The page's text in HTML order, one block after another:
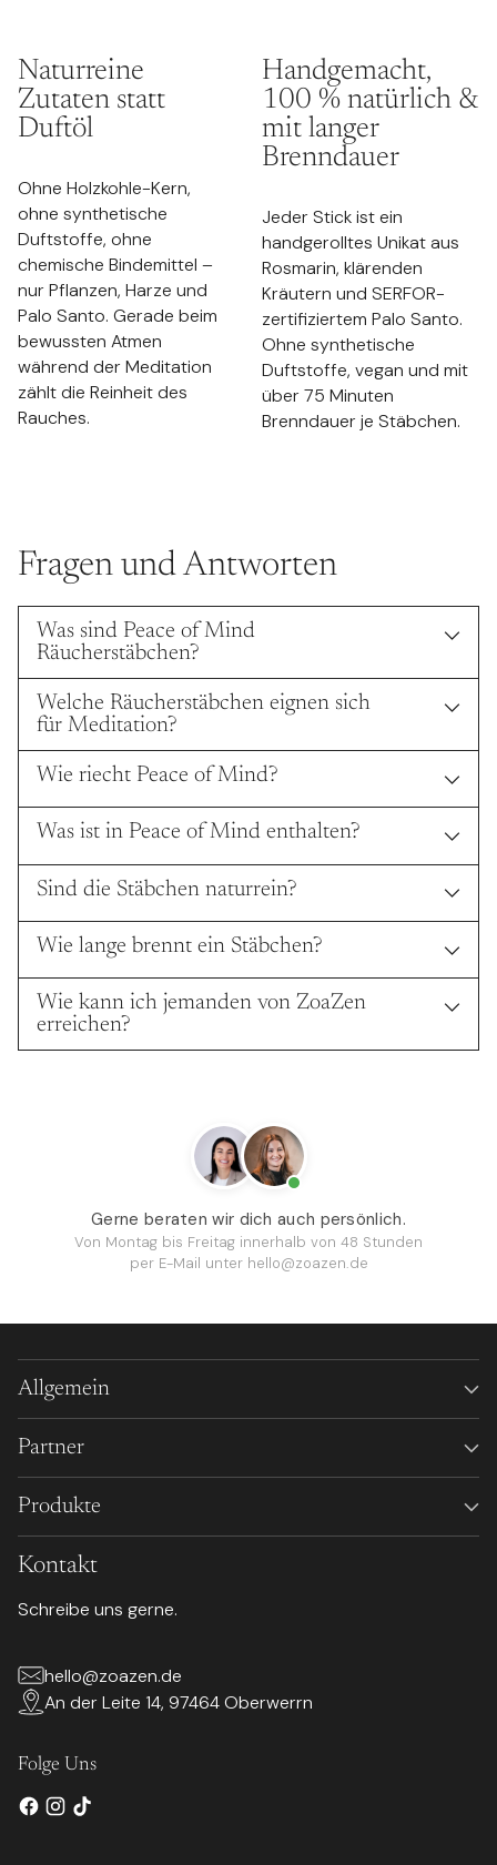
Naturreine
Zutaten statt
Duftöl
Ohne Holzkohle-Kern,
ohne synthetische
Duftstoffe, ohne
chemische Bindemittel –
nur Pflanzen, Harze und
Palo Santo. Gerade beim
bewussten Atmen
während der Meditation
zählt die Reinheit des
Rauches.
Handgemacht,
100 % natürlich &
mit langer
Brenndauer
Jeder Stick ist ein
handgerolltes Unikat aus
Rosmarin, klärenden
Kräutern und SERFOR-
zertifiziertem Palo Santo.
Ohne synthetische
Duftstoffe, vegan und mit
über 75 Minuten
Brenndauer je Stäbchen.
Fragen und Antworten
Was sind Peace of Mind
Räucherstäbchen?
Welche Räucherstäbchen eignen sich
für Meditation?
Wie riecht Peace of Mind?
Was ist in Peace of Mind enthalten?
Sind die Stäbchen naturrein?
Wie lange brennt ein Stäbchen?
Wie kann ich jemanden von ZoaZen
erreichen?
Gerne beraten wir dich auch persönlich.
Von Montag bis Freitag innerhalb von 48 Stunden
per E-Mail unter hello@zoazen.de
Allgemein
Partner
Produkte
Kontakt
Schreibe uns gerne.
hello@zoazen.de
An der Leite 14, 97464 Oberwerrn
Folge Uns